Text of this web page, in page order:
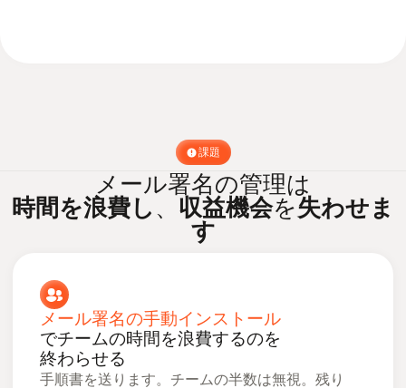
課題
メール署名の管理は
時間を浪費し 、 収益機会を失わせま
す
メール署名の手動インストール
でチームの時間を浪費するのを
終わらせる
手順書を送ります。チームの半数は無視。残り